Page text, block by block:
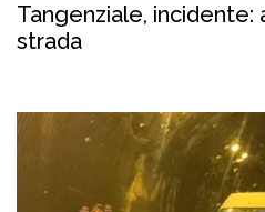
Tangenziale,
strada